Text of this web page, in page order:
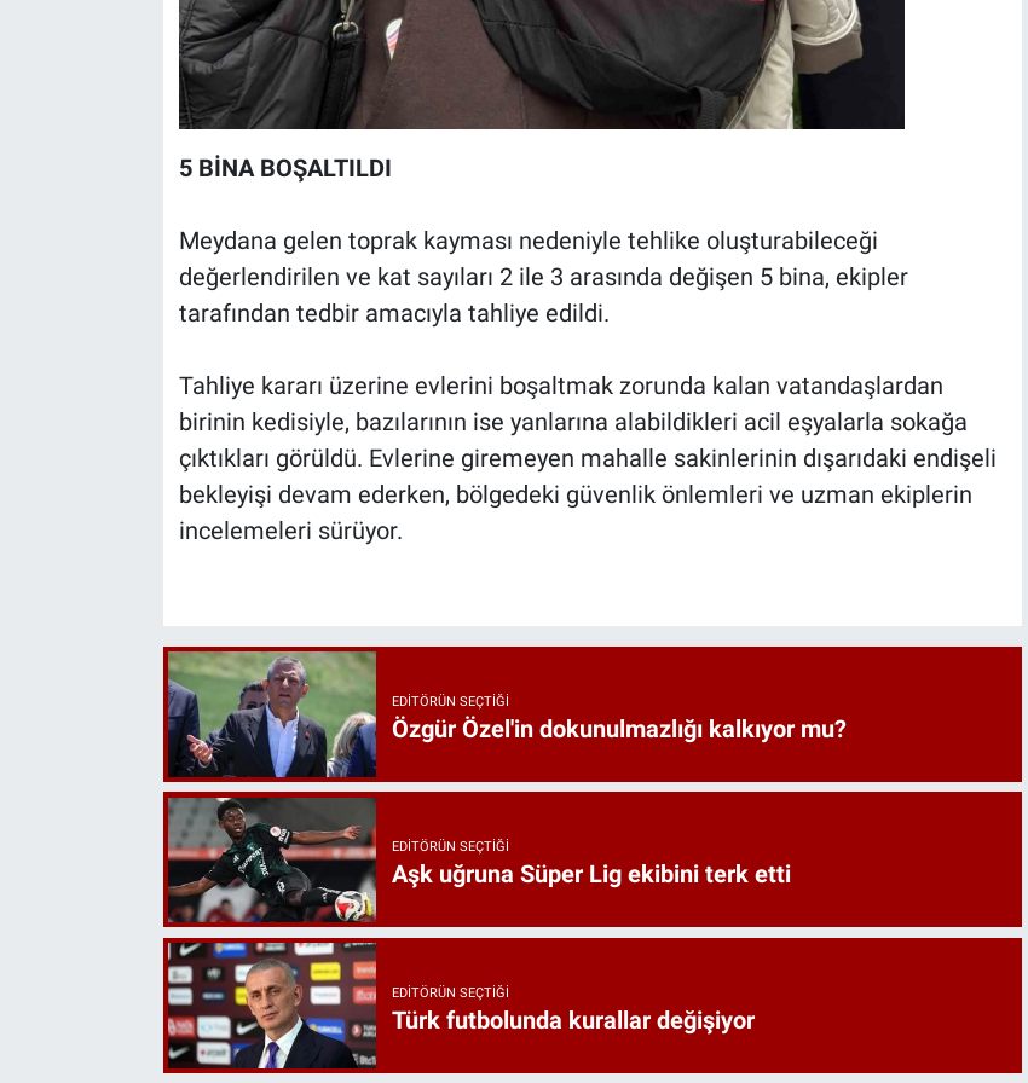
5 BİNA BOŞALTILDI
Meydana gelen toprak kayması nedeniyle tehlike oluşturabileceği
değerlendirilen ve kat sayıları 2 ile 3 arasında değişen 5 bina, ekipler
tarafından tedbir amacıyla tahliye edildi.
Tahliye kararı üzerine evlerini boşaltmak zorunda kalan vatandaşlardan
birinin kedisiyle, bazılarının ise yanlarına alabildikleri acil eşyalarla sokağa
çıktıkları görüldü. Evlerine giremeyen mahalle sakinlerinin dışarıdaki endişeli
bekleyişi devam ederken, bölgedeki güvenlik önlemleri ve uzman ekiplerin
incelemeleri sürüyor.
EDITÖRÜN SEÇTIĞI
Özgür Özel'in dokunulmazlığı kalkıyor mu?
EDITÖRÜN SEÇTIĞI
Aşk uğruna Süper Lig ekibini terk etti
EDITÖRÜN SEÇTIĞI
Türk futbolunda kurallar değişiyor